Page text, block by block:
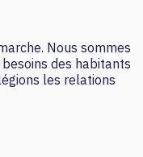
Nous sommes
des habitants
les relations